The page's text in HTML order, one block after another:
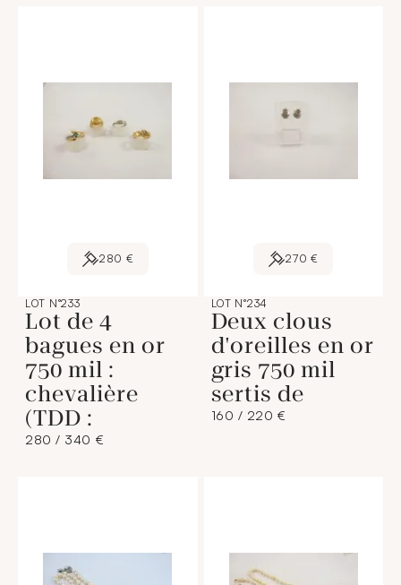
280 €
LOT N°233
Lot de 4
bagues en or
750 mil :
chevalière
(TDD :
280 / 340 €
270 €
LOT N°234
Deux clous
d'oreilles en or
gris 750 mil
sertis de
160 / 220 €